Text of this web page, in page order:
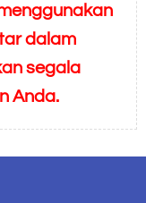
dalam
segala
Anda.